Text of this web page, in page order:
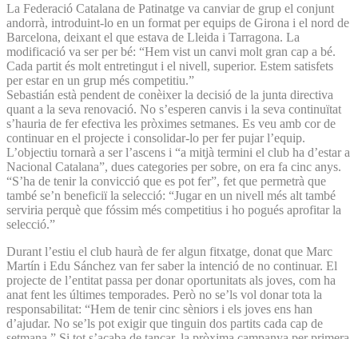
La Federació Catalana de Patinatge va canviar de grup el conjunt
andorrà, introduint-lo en un format per equips de Girona i el nord de
Barcelona, deixant el que estava de Lleida i Tarragona. La
modificació va ser per bé: “Hem vist un canvi molt gran cap a bé.
Cada partit és molt entretingut i el nivell, superior. Estem satisfets
per estar en un grup més competitiu.”
Sebastián està pendent de conèixer la decisió de la junta directiva
quant a la seva renovació. No s’esperen canvis i la seva continuïtat
s’hauria de fer efectiva les pròximes setmanes. Es veu amb cor de
continuar en el projecte i consolidar-lo per fer pujar l’equip.
L’objectiu tornarà a ser l’ascens i “a mitjà termini el club ha d’estar a
Nacional Catalana”, dues categories per sobre, on era fa cinc anys.
“S’ha de tenir la convicció que es pot fer”, fet que permetrà que
també se’n beneficiï la selecció: “Jugar en un nivell més alt també
serviria perquè que fóssim més competitius i ho pogués aprofitar la
selecció.”
Durant l’estiu el club haurà de fer algun fitxatge, donat que Marc
Martín i Edu Sánchez van fer saber la intenció de no continuar. El
projecte de l’entitat passa per donar oportunitats als joves, com ha
anat fent les últimes temporades. Però no se’ls vol donar tota la
responsabilitat: “Hem de tenir cinc sèniors i els joves ens han
d’ajudar. No se’ls pot exigir que tinguin dos partits cada cap de